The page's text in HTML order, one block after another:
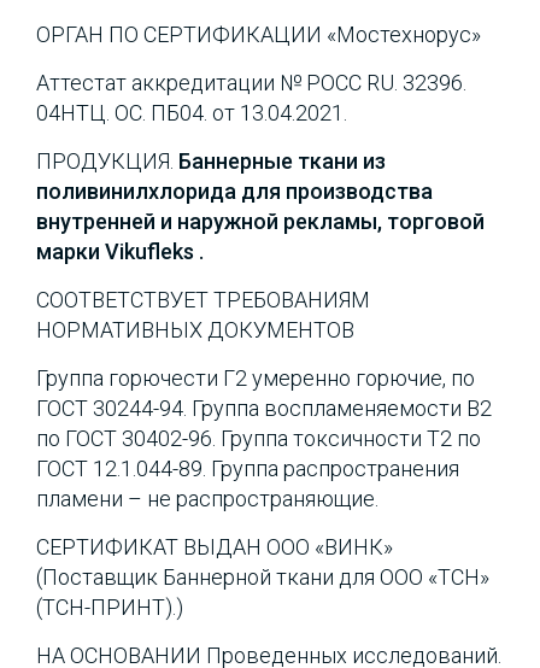
ОРГАН ПО СЕРТИФИКАЦИИ «Мостехнорус»
Аттестат аккредитации № РОСС RU. 32396.
04НТЦ. ОС. ПБ04. от 13.04.2021.
ПРОДУКЦИЯ. Баннерные ткани из
поливинилхлорида для производства
внутренней и наружной рекламы, тoрговой
марки Vikufleks .
СООТВЕТСТВУЕТ ТРЕБОВАНИЯМ
НОРМАТИВНЫХ ДОКУМЕНТОВ
Группа горючести Г2 умеренно горючие, по
ГОСТ 30244-94. Группа воспламеняемости В2
по ГОСТ 30402-96. Группа токсичности Т2 по
ГОСТ 12.1.044-89. Группа распространения
пламени – не распространяющие.
СЕРТИФИКАТ ВЫДАН ООО «ВИНК»
(Поставщик Баннерной ткани для ООО «ТСН»
(ТСН-ПРИНТ).)
НА ОСНОВАНИИ Проведенных исследований.